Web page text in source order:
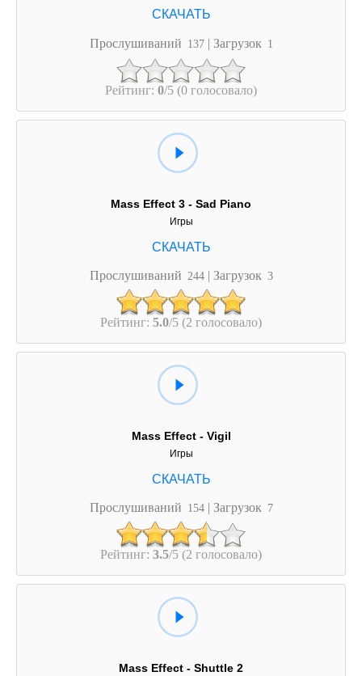
Прослушиваний 137 | Загрузок 1
Рейтинг: 0/5 (0 голосовало)
Mass Effect 3 - Sad Piano
Игры
Прослушиваний 244 | Загрузок 3
Рейтинг: 5.0/5 (2 голосовало)
Mass Effect - Vigil
Игры
Прослушиваний 154 | Загрузок 7
Рейтинг: 3.5/5 (2 голосовало)
Mass Effect - Shuttle 2